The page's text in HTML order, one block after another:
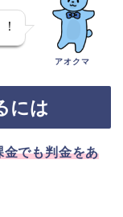
アオクマ
には
金でも判金をあ